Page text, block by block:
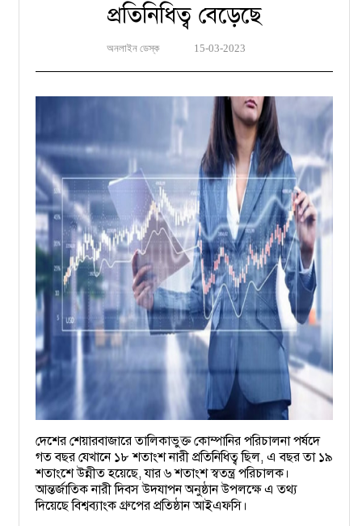
প্রতিনিধিত্ব বেড়েছে
অনলাইন ডেস্ক 15-03-2023
দেশের শেয়ারবাজারে তালিকাভুক্ত কোম্পানির পরিচালনা পর্ষদে
গত বছর যেখানে ১৮ শতাংশ নারী প্রতিনিধিত্ব ছিল, এ বছর তা ১৯
শতাংশে উন্নীত হয়েছে, যার ৬ শতাংশ স্বতন্ত্র পরিচালক।
আন্তর্জাতিক নারী দিবস উদযাপন অনুষ্ঠান উপলক্ষে এ তথ্য
দিয়েছে বিশ্বব্যাংক গ্রুপের প্রতিষ্ঠান আইএফসি।